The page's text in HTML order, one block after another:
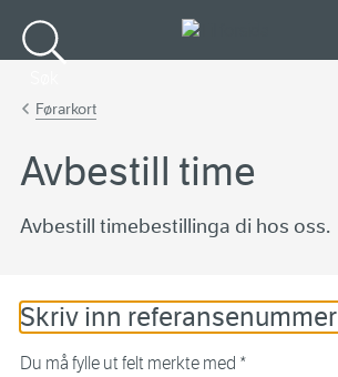
Førarkort
Avbestill time
Avbestill timebestillinga di hos oss.
Skriv inn referansenummer
Du må fylle ut felt merkte med *